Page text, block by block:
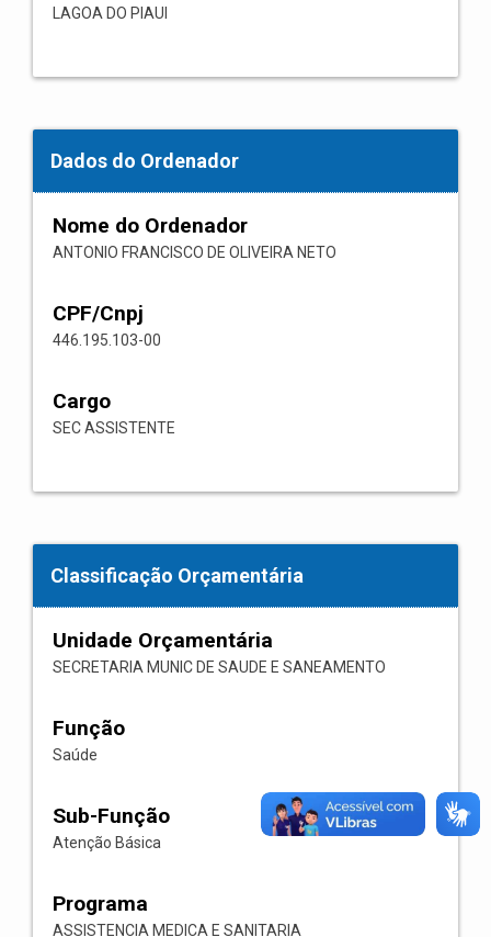
LAGOA DO PIAUI
Dados do Ordenador
Nome do Ordenador
ANTONIO FRANCISCO DE OLIVEIRA NETO
CPF/Cnpj
446.195.103-00
Cargo
SEC ASSISTENTE
Classificação Orçamentária
Unidade Orçamentária
SECRETARIA MUNIC DE SAUDE E SANEAMENTO
Função
Saúde
Sub-Função
Atenção Básica
Programa
ASSISTENCIA MEDICA E SANITARIA